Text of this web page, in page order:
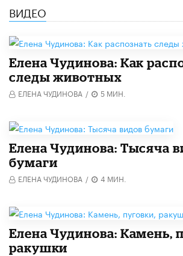
ВИДЕО
Елена Чудинова: Как
следы животных
ЕЛЕНА ЧУДИНОВА / 5 МИН.
Елена Чудинова: Тысяча
бумаги
ЕЛЕНА ЧУДИНОВА / 4 МИН.
Елена Чудинова: Камень,
ракушки